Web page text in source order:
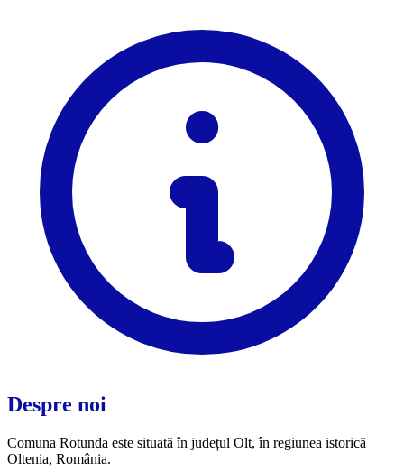
Despre noi
Comuna Rotunda este situată în județul Olt, în regiunea istorică
Oltenia, România.